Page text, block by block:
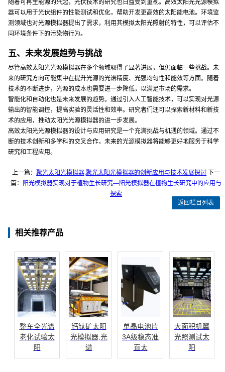
随着可再生能源的兴起，光伏技术的研究也日益受到重视。高效太阳光光源模拟
器可以用于光伏组件的性能测试和优化，帮助开发更高效的太阳能电池。环境监
测领域也对光源模拟器提出了需求，利用其模拟太阳光照射的特性，可以评估不
同环境条件下的污染物行为。
五、未来发展趋势与挑战
尽管高效太阳光光源模拟器在多个领域取得了显著进展，但仍面临一些挑战。未
来的研究方向可能集中在提升光源的光谱精度、光强均匀性和能效等方面。随着
技术的不断进步，光源的成本也需要进一步降低，以满足市场的需求。
智能化和自动化也是未来发展的趋势。通过引入人工智能技术，可以实现对光源
输出的智能调控，提高实验的灵活性和效率。研究者们还可以探索新材料和新技
术的应用，推动太阳光光源模拟器的进一步发展。
高效太阳光光源模拟器的设计与应用研究是一个充满挑战与机遇的领域。通过不
断的技术创新和多学科的交叉合作，未来的光源模拟器将能够更好地服务于科学
研究和工程应用。
上一篇：聚光太阳光模拟器,聚光太阳光模拟器的创新应用与技术发展探讨 下一
篇：
阳光模拟器实现对于植物生长研究—阳光模拟器在植物生长研究中的应用与
探索
返回栏目列表
相关推荐产品
整车全光谱
老化试验太
阳
钙钛矿太阳
光模拟器,光
谱
单晶电池片
3A级稳态准
直太
大面积机翼
光照测试太
阳